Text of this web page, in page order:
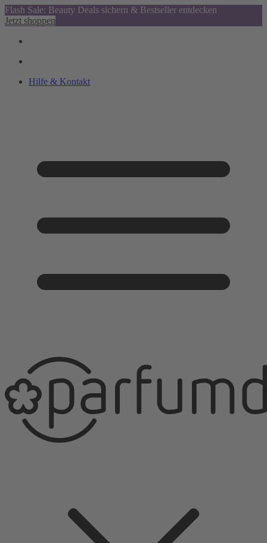
Flash Sale: Beauty Deals sichern & Bestseller entdecken
Jetzt shoppen
Hilfe & Kontakt